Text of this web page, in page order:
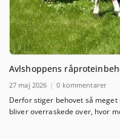
Avlshoppens
27 maj 2026 0 kommentarer
Derfor stiger behovet så
bliver overraskede over, hvor